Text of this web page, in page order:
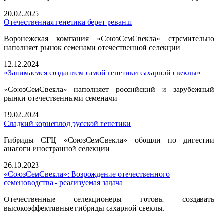
20.02.2025
Отечественная генетика берет реванш
Воронежская компания «СоюзСемСвекла» стремительно
наполняет рынок семенами отечественной селекции
12.12.2024
«Занимаемся созданием самой генетики сахарной свеклы»
«СоюзСемСвекла» наполняет российский и зарубежный
рынки отечественными семенами
19.02.2024
Сладкий корнеплод русской генетики
Гибриды СГЦ «СоюзСемСвекла» обошли по дигестии
аналоги иностранной селекции
26.10.2023
«СоюзСемСвекла»: Возрождение отечественного
семеноводства - реализуемая задача
Отечественные селекционеры готовы создавать
высокоэффективные гибриды сахарной свеклы.